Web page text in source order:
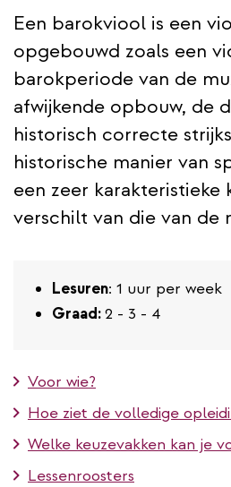
Een barokviool is een
opgebouwd zoals een
barokperiode van de
afwijkende opbouw, de
historisch correcte
historische manier van
een zeer karakteristieke
verschilt van die van de
Lesuren: 1 uur per week
Graad:2 - 3 - 4
Voor wie?
Hoe ziet de volledige
Welke keuzevakken kan je
Lessenroosters